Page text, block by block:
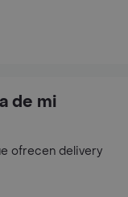
de mi
ofrecen delivery